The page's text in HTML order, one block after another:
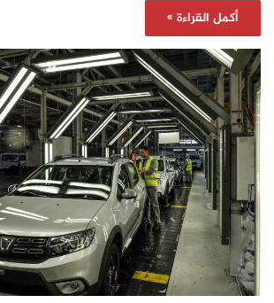
أكمل القراءة »